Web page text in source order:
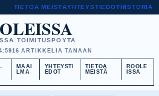
TIETOA MEISTÄYHTEYSTIEDOTHISTORIA
TOIMITUSPOYTA
16 ARTIKKELIA TANAAN
MAAI
LMA
YHTEYSTI
EDOT
TIETOA
MEISTÄ
ROOLE
ISSA